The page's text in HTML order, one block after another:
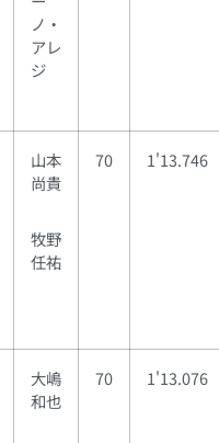
ノ・
アレ
ジ
山本
尚貴
牧野
任祐
70 1'13.746
大嶋
和也
70 1'13.076